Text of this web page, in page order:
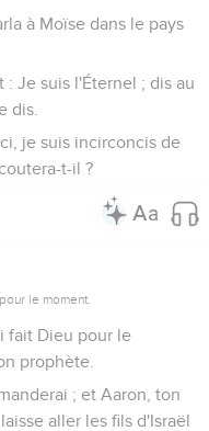
à Moïse dans le pays
: Je suis l'Éternel ; dis au
dis.
je suis incirconcis de
t-il ?
le moment.
fait Dieu pour le
prophète.
; et Aaron, ton
aller les fils d'Israël